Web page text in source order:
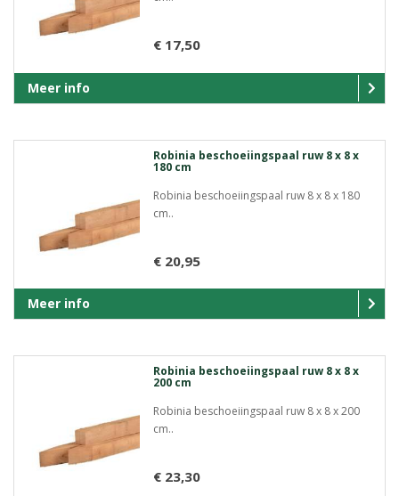
€ 17,50
Meer info
Robinia beschoeiingspaal ruw 8 x 8 x
180 cm
Robinia beschoeiingspaal ruw 8 x 8 x 180
cm..
€ 20,95
Meer info
Robinia beschoeiingspaal ruw 8 x 8 x
200 cm
Robinia beschoeiingspaal ruw 8 x 8 x 200
cm..
€ 23,30